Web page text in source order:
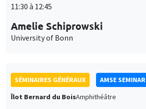
11:30 à 12:45
Amelie Schiprowski
University of Bonn
SÉMINAIRES GÉNÉRAUX
AMSE SEMINAR
Îlot Bernard du BoisAmphithéâtre